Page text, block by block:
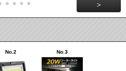
>
No.2 No.3